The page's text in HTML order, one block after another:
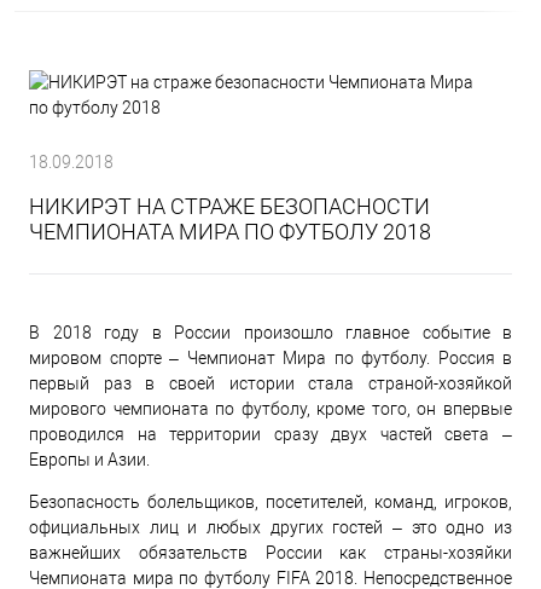
18.09.2018
НИКИРЭТ НА СТРАЖЕ БЕЗОПАСНОСТИ
ЧЕМПИОНАТА МИРА ПО ФУТБОЛУ 2018
В 2018 году в России произошло главное событие в
мировом спорте – Чемпионат Мира по футболу. Россия в
первый раз в своей истории стала страной-хозяйкой
мирового чемпионата по футболу, кроме того, он впервые
проводился на территории сразу двух частей света –
Европы и Азии.
Безопасность болельщиков, посетителей, команд, игроков,
официальных лиц и любых других гостей – это одно из
важнейших обязательств России как страны-хозяйки
Чемпионата мира по футболу FIFA 2018. Непосредственное